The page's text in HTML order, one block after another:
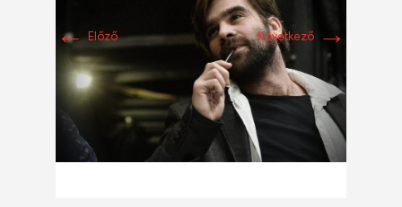
←Előző Következő →